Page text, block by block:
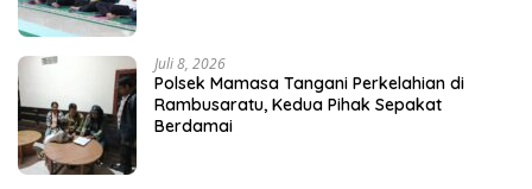
Juli 8, 2026
Polsek Mamasa Tangani Perkelahian di
Rambusaratu, Kedua Pihak Sepakat
Berdamai